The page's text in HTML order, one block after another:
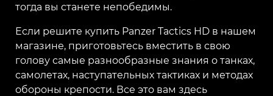
тогда вы станете непобедимы.
Если решите купить Panzer Tactics HD в нашем
магазине, приготовьтесь вместить в свою
голову самые разнообразные знания о танках,
самолетах, наступательных тактиках и методах
обороны крепости. Все это вам здесь